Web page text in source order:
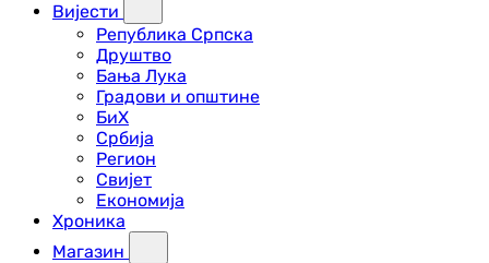
Вијести
Република Српска
Друштво
Бања Лука
Градови и општине
БиХ
Србија
Регион
Свијет
Економија
Хроника
Магазин